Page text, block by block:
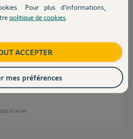
aux solutions Somfy.
de votre marque afin d'obtenir une aide.
vœux.
d'un an
Pour plus d’informations,
politique de cookies
ACCEPTER
mes préférences